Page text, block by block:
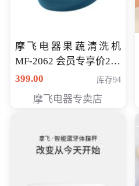
摩飞电器果蔬清洗机
MF-2062 会员专享价268
元
399.00 库存94
摩飞电器专卖店